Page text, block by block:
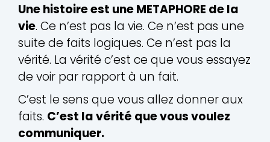
Une histoire est une METAPHORE de la
vie. Ce n’est pas la vie. Ce n’est pas une
suite de faits logiques. Ce n’est pas la
vérité. La vérité c’est ce que vous essayez
de voir par rapport à un fait.
C’est le sens que vous allez donner aux
faits. C’est la vérité que vous voulez
communiquer.